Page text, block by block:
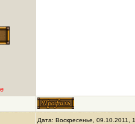
Дата: Воскресенье,